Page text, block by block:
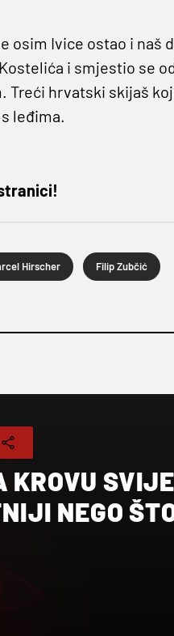
osim Ivice ostao i naš
i smjestio se
Treći hrvatski skijaš
leđima.
Hirscher Filip Zubčić
KROVU
NEGO